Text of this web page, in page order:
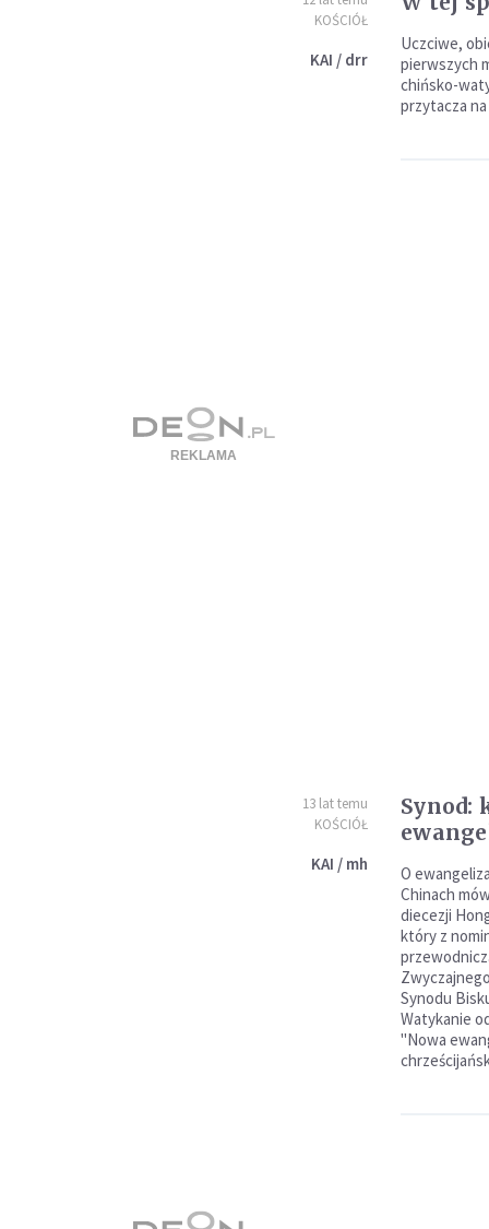
KOŚCIÓŁ
KAI / drr
Uczciwe,
pierwszych
chińsko-
przytacza
13 lat temu
KOŚCIÓŁ
KAI / mh
Synod:
O
Chinach
diecezji
który z
Synodu
Watykanie
"Nowa